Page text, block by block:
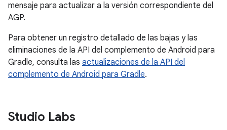
mensaje para actualizar a la versión correspondiente del
AGP.
Para obtener un registro detallado de las bajas y las
eliminaciones de la API del complemento de Android para
Gradle, consulta las actualizaciones de la API del
complemento de Android para Gradle.
Studio Labs